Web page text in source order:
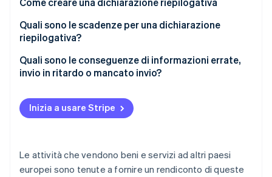
Stripe Sessions 2026
Scopri come Stripe sta costruendo l'infrastruttura
Guarda ora
Dichiarazioni riepilogative tramite il portale ELSTER
Quali sono le scadenze per una dichiarazione
riepilogativa?
Quali sono le conseguenze di informazioni errate,
invio in ritardo o mancato invio?
Inizia a usare Stripe
Le attività che vendono beni e servizi ad altri paesi
europei sono tenute a fornire un rendiconto di queste